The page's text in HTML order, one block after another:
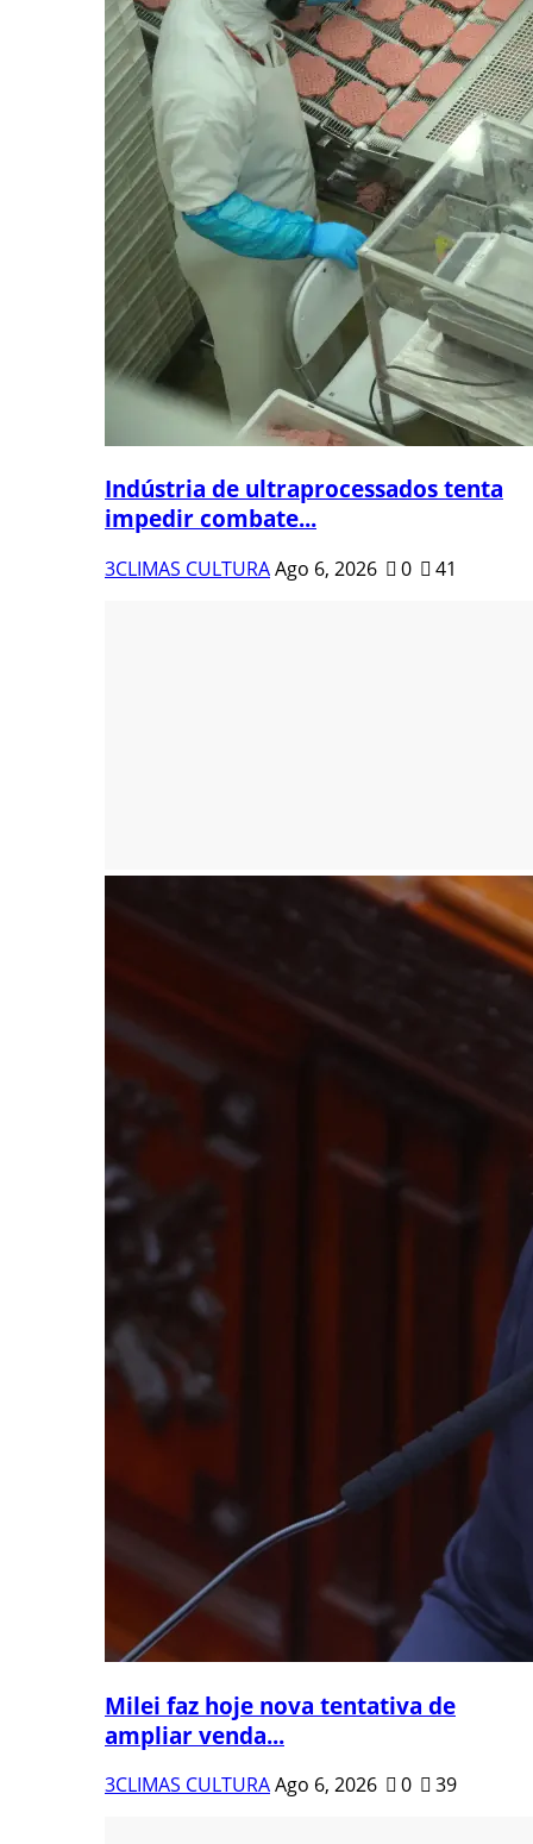
Indústria de ultraprocessados tenta
impedir combate...
3CLIMAS CULTURAAgo 6, 2026 0 41
Milei faz hoje nova tentativa de
ampliar venda...
3CLIMAS CULTURAAgo 6, 2026 0 39